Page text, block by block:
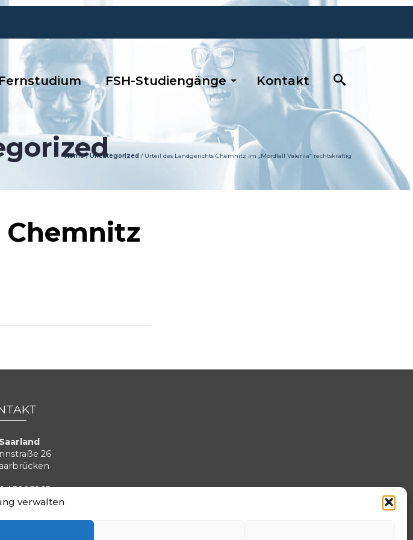
verwalten
FSH-Studiengänge Kontakt
Home / Uncategorized / Urteil des Landgerichts Chemnitz im „Mordfall Valeriia“ rechtskräftig
26
/ 3905263
/ 3904620